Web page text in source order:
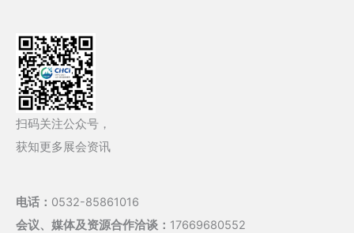
扫码关注公众号，
获知更多展会资讯
电话： 0532-85861016
会议、媒体及资源合作洽谈： 17669680552